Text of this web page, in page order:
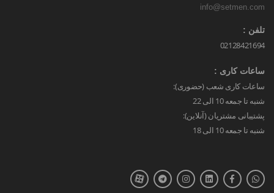
info@setmen.com
تلفن :
02128421694
ساعات کاری :
ساعات کاری شعب (حضوری):
شنبه تا جمعه 10 الی 22
پشتیبانی مشتریان (آنلاین):
شنبه تا جمعه 10 الی 18